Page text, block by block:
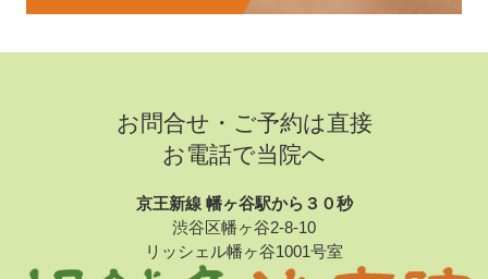
お問合せ・ご予約は直接
お電話で当院へ
京王新線 幡ヶ谷駅から３０秒
渋谷区幡ヶ谷2-8-10
リッシェル幡ヶ谷1001号室